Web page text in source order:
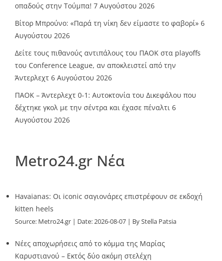
οπαδούς στην Τούμπα! 7 Αυγούστου 2026
Βίτορ Μπρούνο: «Παρά τη νίκη δεν είμαστε το φαβορί» 6
Αυγούστου 2026
Δείτε τους πιθανούς αντιπάλους του ΠΑΟΚ στα playoffs
του Conference League, αν αποκλειστεί από την
Άντερλεχτ 6 Αυγούστου 2026
ΠΑΟΚ – Άντερλεχτ 0-1: Αυτοκτονία του Δικεφάλου που
δέχτηκε γκολ με την σέντρα και έχασε πέναλτι 6
Αυγούστου 2026
Metro24.gr Νέα
Havaianas: Οι iconic σαγιονάρες επιστρέφουν σε εκδοχή
kitten heels
Source: Metro24.gr Date: 2026-08-07 By Stella Patsia
Νέες αποχωρήσεις από το κόμμα της Μαρίας
Καρυστιανού – Εκτός δύο ακόμη στελέχη